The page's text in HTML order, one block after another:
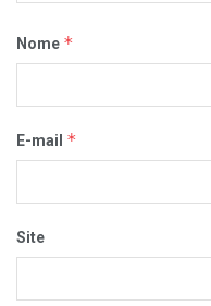
Nome *
E-mail *
Site